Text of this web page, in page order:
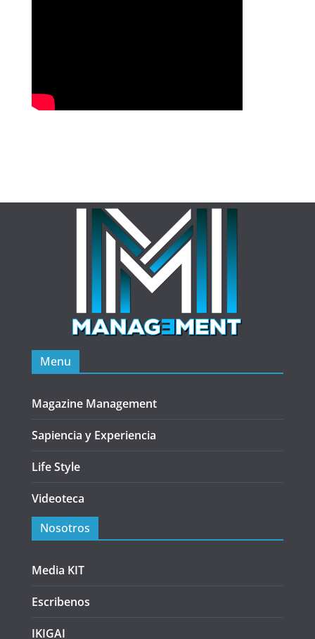
Menu
Magazine Management
Sapiencia y Experiencia
Life Style
Videoteca
Nosotros
Media KIT
Escribenos
IKIGAI